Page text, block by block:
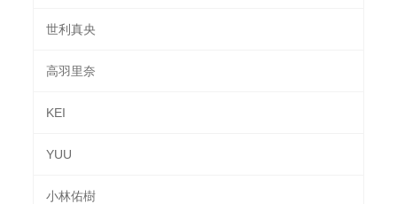
世利真央
高羽里奈
KEI
YUU
小林佑樹